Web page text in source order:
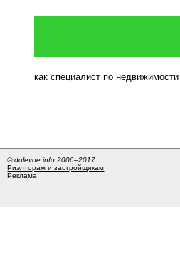
как специалист по
© dolevoe.info 2006–2017
Риэлторам и застройщикам
Реклама